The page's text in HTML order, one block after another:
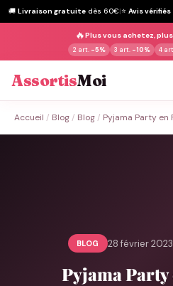
🚚 Livraison gratuite dès 60€|⭐ Avis vérifiés
🔥Plus vous achetez,
2 art. -5% 3 art. -10% 4
AssortisMoi
Accueil / Blog / Blog / Pyjama Party en
BLOG 28 février 2023
Pyjama